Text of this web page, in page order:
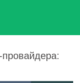
провайдера: